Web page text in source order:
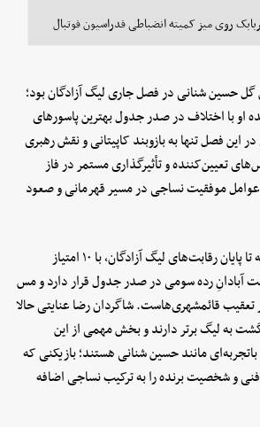
روی میز کمیته انضباطی فدراسیون فوتبال
گل حسین شنانی در فصل جاری لیگ آزادگان بود؛
او با اختلاف در صدر جدول بهترین پاسورهای
این فصل تنها به بازوبند کاپیتانی و نقش رهبری
تعیین‌کننده و تأثیرگذاری مستمر در فاز
موفقیت نساجی در مسیر قهرمانی و صعود
نساجی در فاصله هفت هفته تا پایان رقابت‌های لیگ آزادگان، با ۱۰ امتیاز
آبادانِ رده سومی در صدر جدول قرار دارد و مس
با ۵۴ امتیاز در تعقیب قائمشهری‌هاست. شاگردان رضا عنایتی حالا
به لیگ برتر دارند و بخش مهمی از این
مانند حسین شنانی هستند؛ بازیکنی که
و شخصیت برنده را به ترکیب نساجی اضافه